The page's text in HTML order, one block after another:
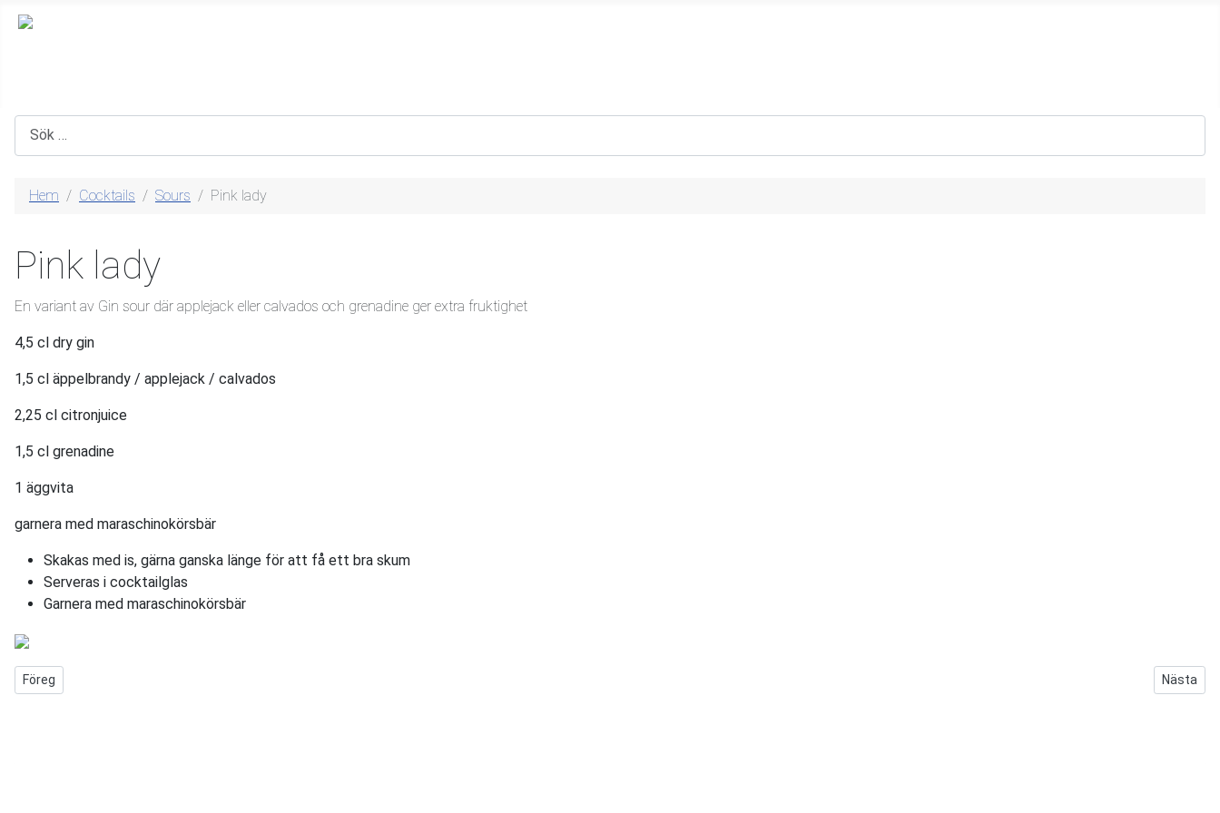
Hem Cocktails Sours Pink lady
Pink lady
En variant av Gin sour där applejack eller calvados och grenadine ger extra fruktighet
4,5 cl dry gin
1,5 cl äppelbrandy / applejack / calvados
2,25 cl citronjuice
1,5 cl grenadine
1 äggvita
garnera med maraschinokörsbär
Skakas med is, gärna ganska länge för att få ett bra skum
Serveras i cocktailglas
Garnera med maraschinokörsbär
Föregående artikel: Tipperary
Föreg Nästa
Nästa